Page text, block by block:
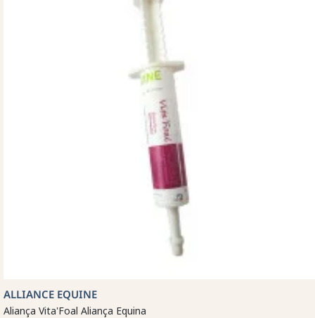
ALLIANCE EQUINE
Aliança Vita'Foal Aliança Equina